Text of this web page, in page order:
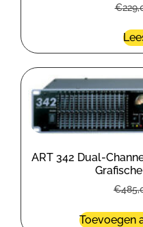
€
ART 342 Dual-
€
Toevoegen